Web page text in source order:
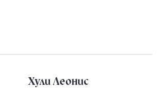
Хули Леонис